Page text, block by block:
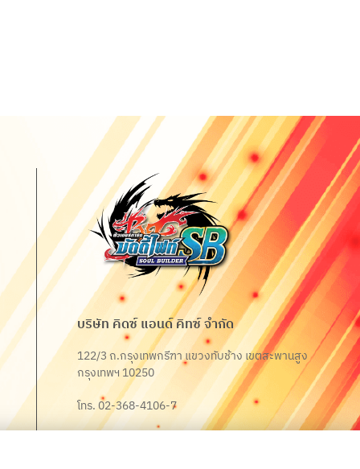
บริษัท คิดซ์ แอนด์ คิทซ์ จำกัด
122/3 ถ.กรุงเทพกรีฑา แขวงทับช้าง เขตสะพานสูง
กรุงเทพฯ 10250
โทร. 02-368-4106-7